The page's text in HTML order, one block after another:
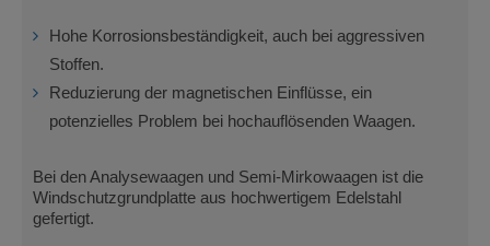
Hohe Korrosionsbeständigkeit, auch bei aggressiven
Stoffen.
Reduzierung der magnetischen Einflüsse, ein
potenzielles Problem bei hochauflösenden Waagen.
Bei den Analysewaagen und Semi-Mirkowaagen ist die
Windschutzgrundplatte aus hochwertigem Edelstahl
gefertigt.